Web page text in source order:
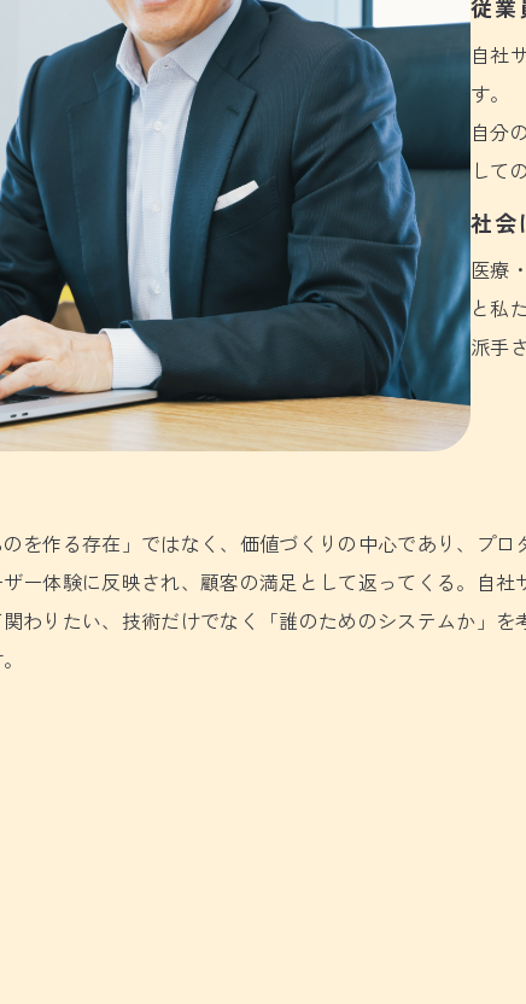
従業
自社
す。
自分
して
社会
医療
と私
派手
を作る存在」ではなく、価値づくりの中心であり、プロ
ー体験に反映され、顧客の満足として返ってくる。自社
わりたい、技術だけでなく「誰のためのシステムか」